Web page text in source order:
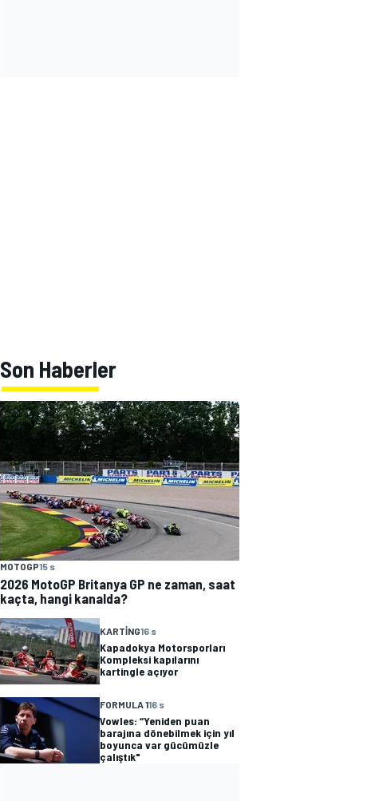
Son Haberler
MOTOGP15 s
2026 MotoGP Britanya GP ne zaman, saat
kaçta, hangi kanalda?
KARTING16 s
Kapadokya Motorsporları
Kompleksi kapılarını
kartingle açıyor
FORMULA 116 s
Vowles: “Yeniden puan
barajına dönebilmek için yıl
boyunca var gücümüzle
çalıştık"